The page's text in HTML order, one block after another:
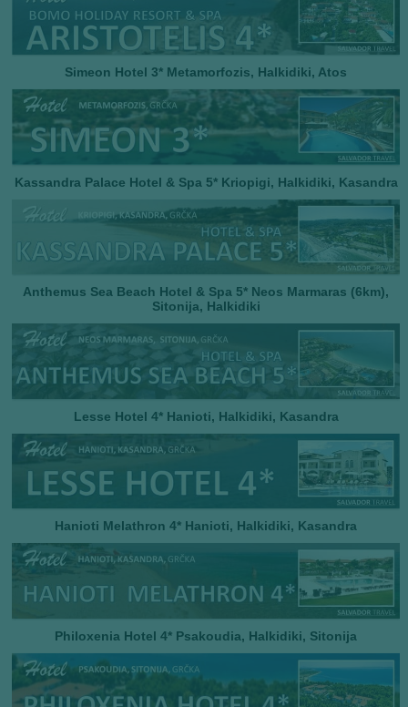
Simeon Hotel 3* Metamorfozis, Halkidiki, Atos
Kassandra Palace Hotel & Spa 5* Kriopigi, Halkidiki, Kasandra
Anthemus Sea Beach Hotel & Spa 5* Neos Marmaras (6km),
Sitonija, Halkidiki
Lesse Hotel 4* Hanioti, Halkidiki, Kasandra
Hanioti Melathron 4* Hanioti, Halkidiki, Kasandra
Philoxenia Hotel 4* Psakoudia, Halkidiki, Sitonija